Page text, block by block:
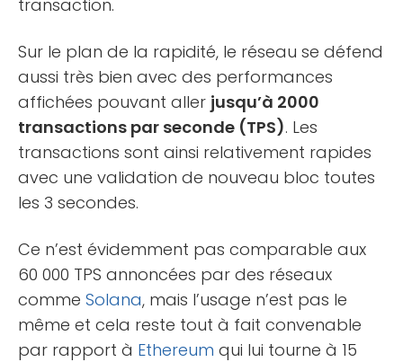
transaction.
Sur le plan de la rapidité, le réseau se défend
aussi très bien avec des performances
affichées pouvant aller jusqu’à 2000
transactions par seconde (TPS). Les
transactions sont ainsi relativement rapides
avec une validation de nouveau bloc toutes
les 3 secondes.
Ce n’est évidemment pas comparable aux
60 000 TPS annoncées par des réseaux
comme Solana, mais l’usage n’est pas le
même et cela reste tout à fait convenable
par rapport à Ethereum qui lui tourne à 15